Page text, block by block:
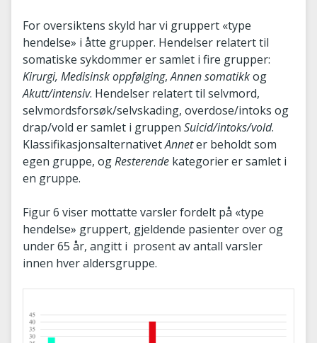
For oversiktens skyld har vi gruppert «type
hendelse» i åtte grupper. Hendelser relatert til
somatiske sykdommer er samlet i fire grupper:
Kirurgi, Medisinsk oppfølging,Annen somatikkog
Akutt/intensiv. Hendelser relatert til selvmord,
selvmordsforsøk/selvskading, overdose/intoks og
drap/vold er samlet i gruppen Suicid/intoks/vold.
KlassifikasjonsalternativetAnneter beholdt som
egen gruppe, ogResterende kategorier er samlet i
en gruppe.
Figur 6 viser mottatte varsler fordelt på «type
hendelse» gruppert, gjeldende pasienter over og
under 65 år, angitt i prosent av antall varsler
innen hver aldersgruppe.